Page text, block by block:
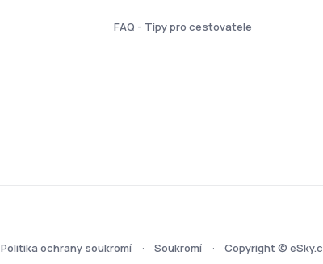
FAQ - Tipy pro cestovatele
Politika ochrany soukromí Soukromí Copyright ©